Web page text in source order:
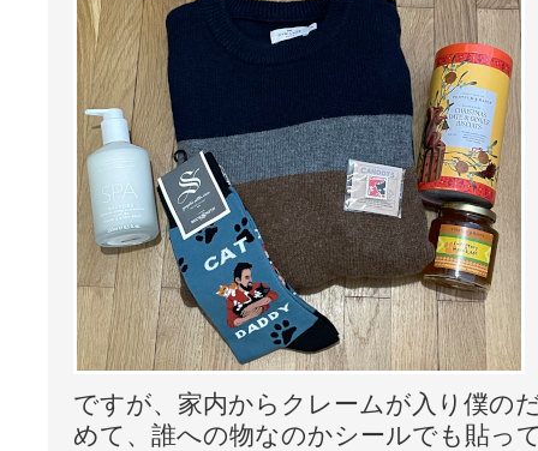
ですが、家内からクレームが入り僕の
めて、誰への物なのかシールでも貼っ